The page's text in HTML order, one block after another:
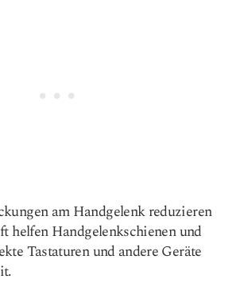
am Handgelenk reduzieren
helfen Handgelenkschienen und
Tastaturen und andere Geräte